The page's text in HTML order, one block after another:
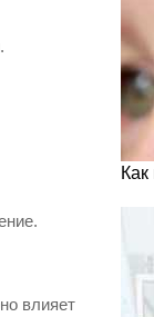
влияет
Как